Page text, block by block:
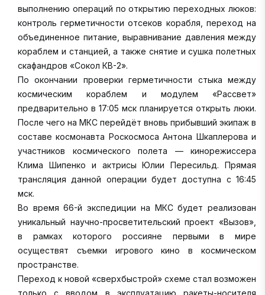
выполнению операций по открытию переходных люков:
контроль герметичности отсеков корабля, переход на
объединенное питание, выравнивание давления между
кораблем и станцией, а также снятие и сушка полетных
скафандров «Сокол КВ-2».
По окончании проверки герметичности стыка между
космическим кораблем и модулем «Рассвет»
предварительно в 17:05 мск планируется открыть люки.
После чего на МКС перейдёт вновь прибывший экипаж в
составе космонавта Роскосмоса Антона Шкаплерова и
участников космического полета — кинорежиссера
Клима Шипенко и актрисы Юлии Пересильд. Прямая
трансляция данной операции будет доступна с 16:45
мск.
Во время 66-й экспедиции на МКС будет реализован
уникальный научно-просветительский проект «Вызов»,
в рамках которого россияне первыми в мире
осуществят съемки игрового кино в космическом
пространстве.
Переход к новой «сверхбыстрой» схеме стал возможен
только с вводом в эксплуатацию ракеты-носителя